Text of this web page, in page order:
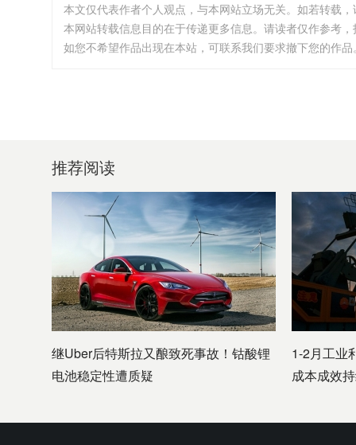
本文仅代表作者个人观点，与本网站立场无关。如若转载
本网站转载信息目的在于传递更多信息。请读者仅作参考
如您不希望作品出现在本站，可联系我们要求撤下您的作
推荐阅读
继Uber后特斯拉又酿致死事故！钴酸锂
电池稳定性遭质疑
1-2月工业
成本成效